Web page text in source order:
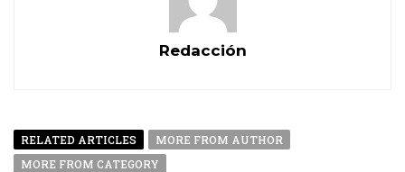
Redacción
RELATED ARTICLES
MORE FROM AUTHOR
MORE FROM CATEGORY